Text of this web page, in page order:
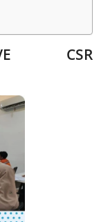
CSR